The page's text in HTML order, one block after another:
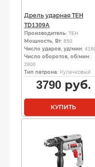
Дрель ударная TEH
TD1309A
Производитель: TEH
Мощность, Вт: 850
Число ударов, уд/мин:
Число оборотов, об/мин:
2800
Тип патрона: Кулачковый
3790руб.
КУПИТЬ